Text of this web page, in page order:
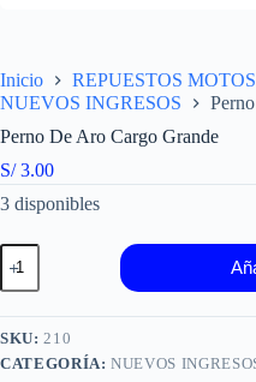
Inicio
REPUESTOS MOTOS
NUEVOS INGRESOS
Perno De Aro Cargo Grande
S/3.00
3 disponibles
Perno
De
Aro
Cargo
Grande
cantidad
SKU: 210
CATEGORÍA:NUEVOS